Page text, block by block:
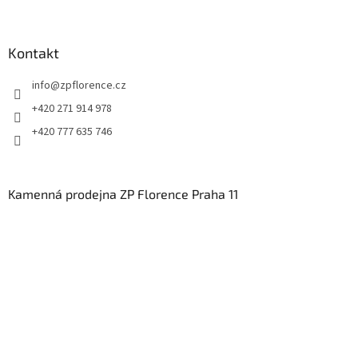
Kontakt
info@zpflorence.cz
+420 271 914 978
+420 777 635 746
Kamenná prodejna ZP Florence Praha 11